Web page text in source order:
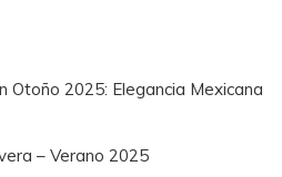
Otoño 2025: Elegancia Mexicana
– Verano 2025